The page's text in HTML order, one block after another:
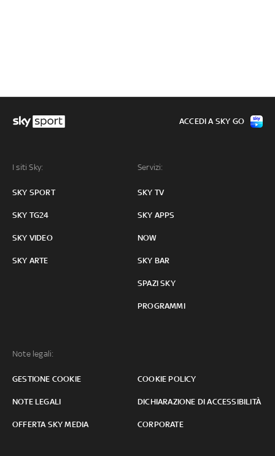
I siti Sky:
SKY SPORT
SKY TG24
SKY VIDEO
SKY ARTE
Servizi:
SKY TV
SKY APPS
NOW
SKY BAR
SPAZI SKY
PROGRAMMI
Note legali:
GESTIONE COOKIE COOKIE POLICY
NOTE LEGALI DICHIARAZIONE DI ACCESSIBILITÀ
OFFERTA SKY MEDIA CORPORATE
ACCEDI A SKY GO